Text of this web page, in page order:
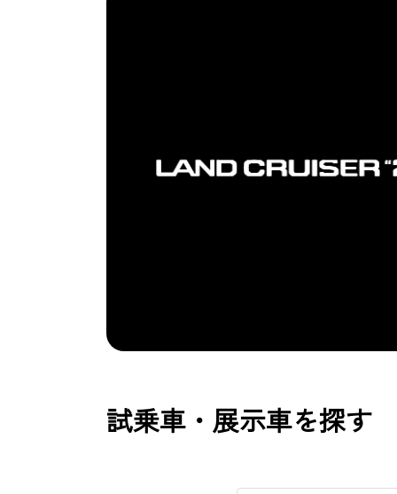
試乗車・展示車を探す